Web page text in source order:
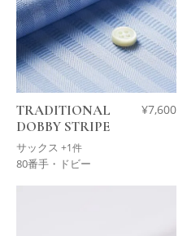
TRADITIONAL
DOBBY STRIPE
サックス +1件
¥7,600
80番手・ドビー